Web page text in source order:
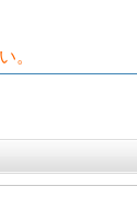
。